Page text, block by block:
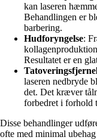
kan laseren
Behandlingen er
barbering.
Hudforyngelse:
Resultatet er en
laseren nedbryde
det. Det kræver
forbedret i forhold
Disse behandlinger
ofte med minimal